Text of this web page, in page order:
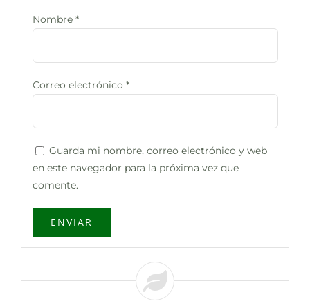
Nombre *
Correo electrónico *
Guarda mi nombre, correo electrónico y web
en este navegador para la próxima vez que
comente.